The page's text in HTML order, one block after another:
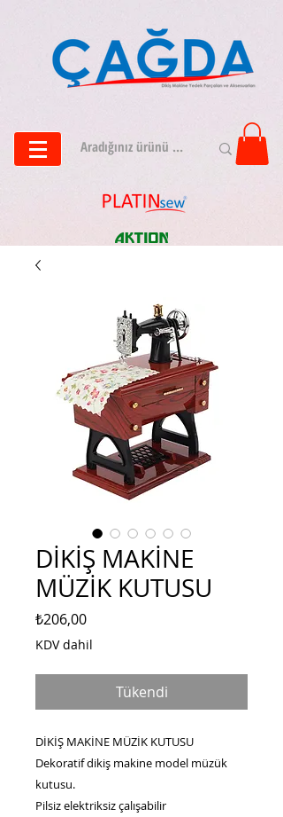
DİKİŞ MAKİNE
MÜZİK KUTUSU
₺206,00Fiyat
KDV dahil
Tükendi
DİKİŞ MAKİNE MÜZİK KUTUSU
Dekoratif dikiş makine model müzük
kutusu.
Pilsiz elektriksiz çalışabilir